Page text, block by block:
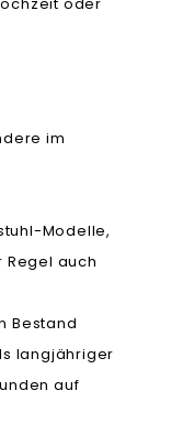
im
Modelle,
Regel auch
Bestand
langjähriger
auf